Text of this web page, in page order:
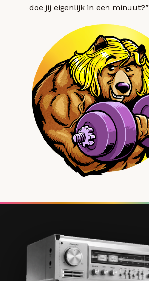
doe jij eigenlijk in een minuut?”